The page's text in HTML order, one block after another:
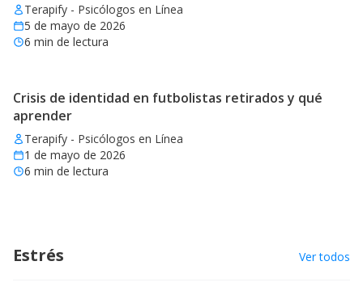
Terapify - Psicólogos en Línea
5 de mayo de 2026
6 min de lectura
Crisis de identidad en futbolistas retirados y qué
aprender
Terapify - Psicólogos en Línea
1 de mayo de 2026
6 min de lectura
Estrés Ver todos